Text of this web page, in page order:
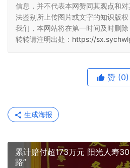
信息，并不代表本网赞同其观点和
法鉴别所上传图片或文字的知识版
我们，本网站将在第一时间及时删除
转转请注明出处： https://
赞 (0)
生成海报
累计赔付超173万元 阳光人寿
路”